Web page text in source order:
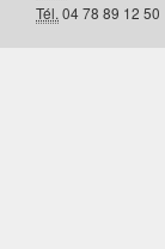
Tél. 04 78 89 12 50